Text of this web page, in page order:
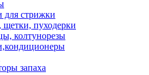
стрижки
щетки, пуходерки
колтунорезы
запаха